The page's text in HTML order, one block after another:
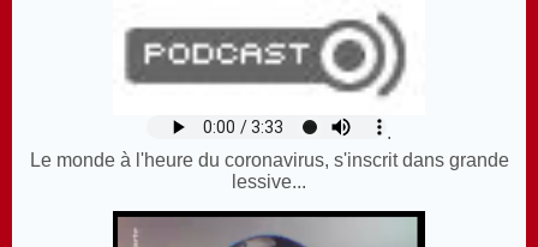
.
Le monde à l'heure du coronavirus, s'inscrit dans grande
lessive...